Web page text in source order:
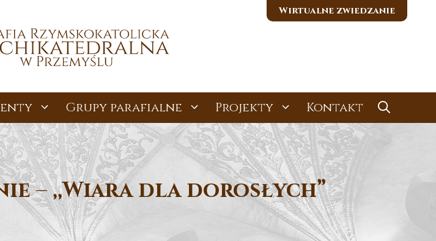
Wirtualne zwiedzanie
Grupy parafialne Projekty Kontakt
– ,,Wiara dla dorosłych”